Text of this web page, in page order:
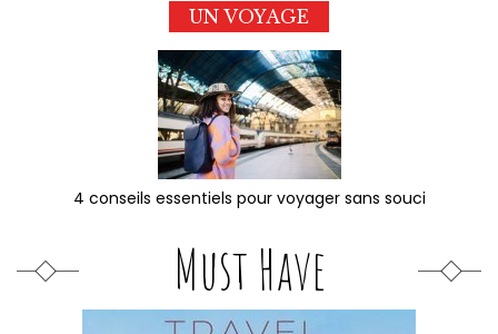
UN VOYAGE
4 conseils essentiels pour voyager sans souci
Must Have